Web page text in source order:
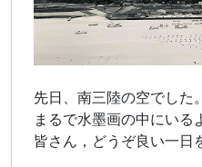
先日、南三陸の空でした。
まるで水墨画の中にいる
皆さん，どうぞ良い一日